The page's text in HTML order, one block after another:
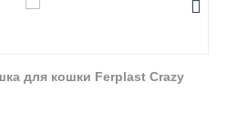
для кошки Ferplast Crazy